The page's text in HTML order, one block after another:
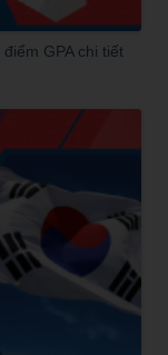
GPA chi tiết